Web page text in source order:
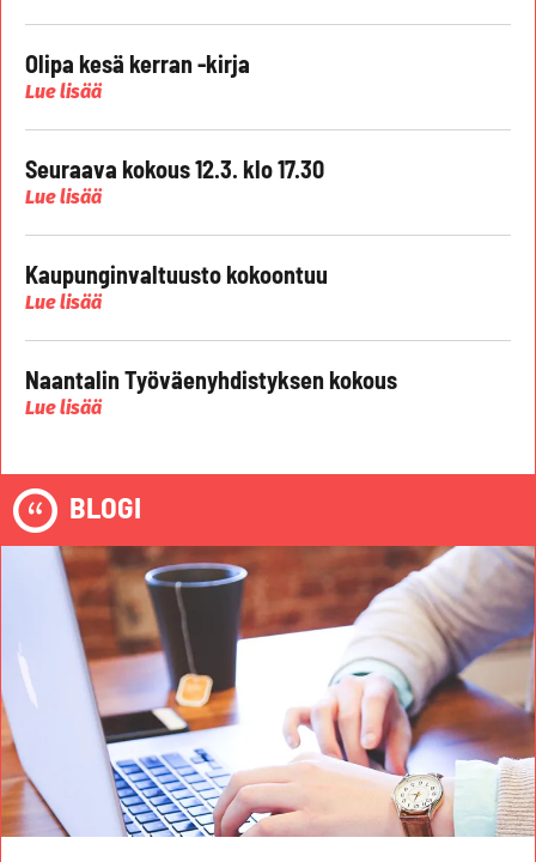
Olipa kesä kerran -kirja
Lue lisää
Seuraava kokous 12.3. klo 17.30
Lue lisää
Kaupunginvaltuusto kokoontuu
Lue lisää
Naantalin Työväenyhdistyksen kokous
Lue lisää
BLOGI